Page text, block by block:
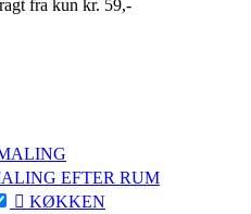
fra kun kr. 59,-
EFTER RUM
 KØKKEN